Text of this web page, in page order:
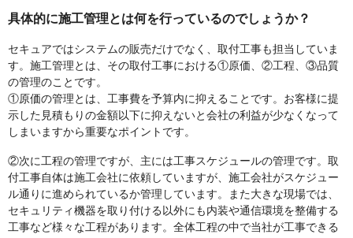
具体的に施工管理とは何を行っているのでしょうか？
セキュアではシステムの販売だけでなく、取付工事も担当していま
す。施工管理とは、その取付工事における①原価、②工程、③品質
の管理のことです。
①原価の管理とは、工事費を予算内に抑えることです。お客様に提
示した見積もりの金額以下に抑えないと会社の利益が少なくなって
しまいますから重要なポイントです。
②次に工程の管理ですが、主には工事スケジュールの管理です。取
付工事自体は施工会社に依頼していますが、施工会社がスケジュー
ル通りに進められているか管理しています。また大きな現場では、
セキュリティ機器を取り付ける以外にも内装や通信環境を整備する
工事など様々な工程があります。全体工程の中で当社が工事できる